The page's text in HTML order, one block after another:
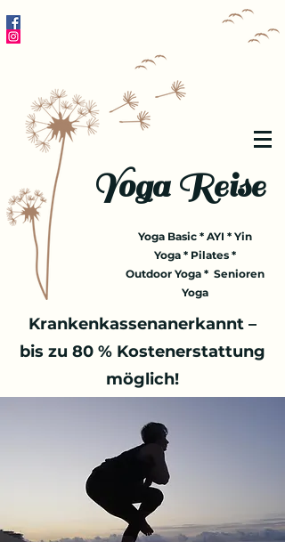
Yoga Reise
Yoga Basic * AYI * Yin
Yoga * Pilates *
Outdoor Yoga * Senioren
Yoga
Krankenkassenanerkannt –
bis zu 80 % Kostenerstattung
möglich!